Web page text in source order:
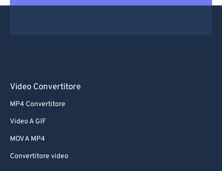
Video Convertitore
MP4 Convertitore
Video A GIF
MOV A MP4
Convertitore video